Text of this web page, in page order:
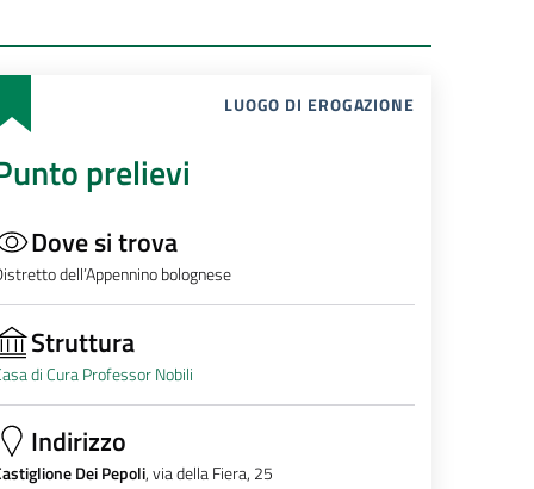
LUOGO DI EROGAZIONE
prelievi
Dove si trova
dell’Appennino bolognese
Struttura
di Cura Professor Nobili
Indirizzo
Dei Pepoli, via della Fiera, 25